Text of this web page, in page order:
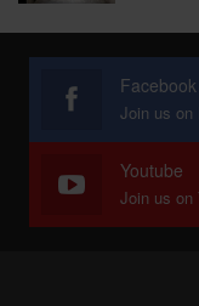
Facebook
Youtube
Join us on